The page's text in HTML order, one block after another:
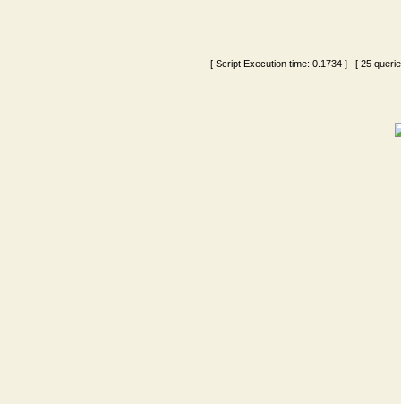
[ Script Execution time: 0.1734 ] [ 25